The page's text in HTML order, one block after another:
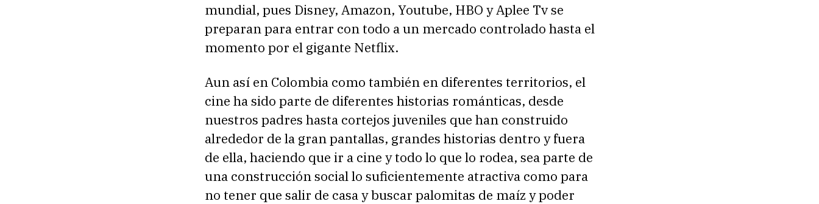
mundial, pues Disney, Amazon, Youtube, HBO y Aplee Tv se
preparan para entrar con todo a un mercado controlado hasta el
momento por el gigante Netflix.
Aun así en Colombia como también en diferentes territorios, el
cine ha sido parte de diferentes historias románticas, desde
nuestros padres hasta cortejos juveniles que han construido
alrededor de la gran pantallas, grandes historias dentro y fuera
de ella, haciendo que ir a cine y todo lo que lo rodea, sea parte de
una construcción social lo suficientemente atractiva como para
no tener que salir de casa y buscar palomitas de maíz y poder